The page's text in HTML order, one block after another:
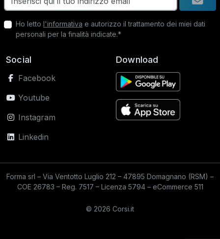
Ho letto l'informativa e autorizzo il trattamento dei miei dati
personali per la finalità indicate.*
Social
Facebook
Youtube
Instagram
Linkedin
Download
Forma srl – Via Ventotto Luglio 212 – 47895 Domagnano (RSM) –
COE 26783 – Reg. 7517 – Licenza 5794 – eCommerce 511
© 2026 Corsi.it